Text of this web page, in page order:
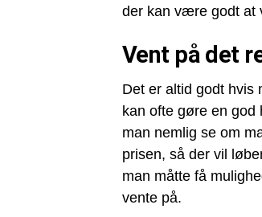
der kan være godt at
Vent på det
Det er altid godt hvis
kan ofte gøre en
man nemlig se om
prisen, så der vil
man måtte få
vente på.